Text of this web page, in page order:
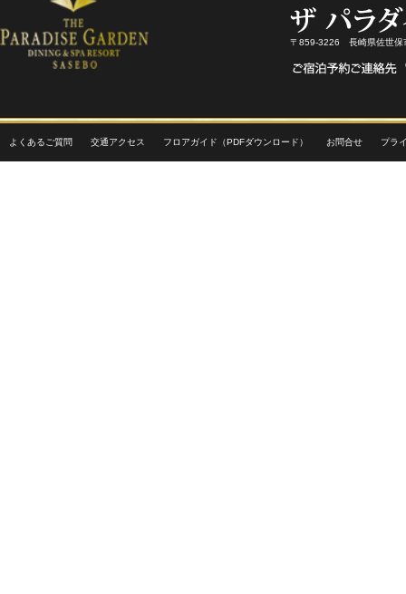
〒859-3226 長崎県佐世保
よくあるご質問 交通アクセス フロアガイド（PDFダウンロード） お問合せ プラ